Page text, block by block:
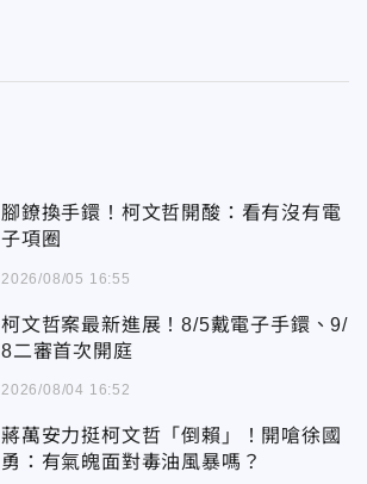
腳鐐換手鐶！柯文哲開酸：看有沒有電
子項圈
2026/08/05 16:55
柯文哲案最新進展！8/5戴電子手鐶、9/
8二審首次開庭
2026/08/04 16:52
蔣萬安力挺柯文哲「倒賴」！開嗆徐國
勇：有氣魄面對毒油風暴嗎？